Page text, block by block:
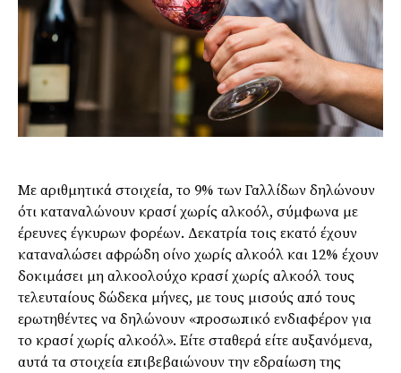
Με αριθμητικά στοιχεία, το 9% των Γαλλίδων δηλώνουν
ότι καταναλώνουν κρασί χωρίς αλκοόλ, σύμφωνα με
έρευνες έγκυρων φορέων. Δεκατρία τοις εκατό έχουν
καταναλώσει αφρώδη οίνο χωρίς αλκοόλ και 12% έχουν
δοκιμάσει μη αλκοολούχο κρασί χωρίς αλκοόλ τους
τελευταίους δώδεκα μήνες, με τους μισούς από τους
ερωτηθέντες να δηλώνουν «προσωπικό ενδιαφέρον για
το κρασί χωρίς αλκοόλ». Είτε σταθερά είτε αυξανόμενα,
αυτά τα στοιχεία επιβεβαιώνουν την εδραίωση της